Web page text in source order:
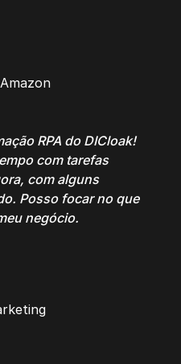
RPA do DICloak!
com tarefas
com alguns
Posso focar no que
negócio.